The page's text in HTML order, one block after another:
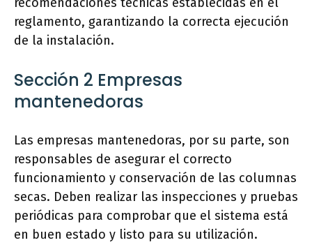
reglamento, garantizando la correcta ejecución
de la instalación.
Sección 2 Empresas
mantenedoras
Las empresas mantenedoras, por su parte, son
responsables de asegurar el correcto
funcionamiento y conservación de las columnas
secas. Deben realizar las inspecciones y pruebas
periódicas para comprobar que el sistema está
en buen estado y listo para su utilización.